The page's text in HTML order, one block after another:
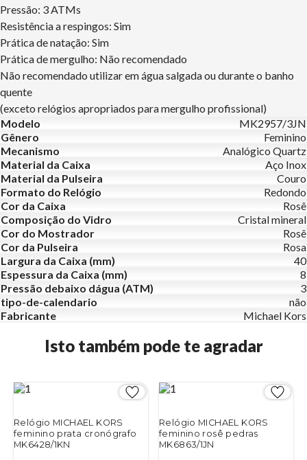
Pressão: 3 ATMs
Resistência a respingos: Sim
Prática de natação: Sim
Prática de mergulho: Não recomendado
Não recomendado utilizar em água salgada ou durante o banho
quente
(exceto relógios apropriados para mergulho profissional)
Modelo
MK2957/3JN
Gênero
Feminino
Mecanismo
Analógico Quartz
Material da Caixa
Aço Inox
Material da Pulseira
Couro
Formato do Relógio
Redondo
Cor da Caixa
Rosê
Composição do Vidro
Cristal mineral
Cor do Mostrador
Rosê
Cor da Pulseira
Rosa
Largura da Caixa (mm)
40
Espessura da Caixa (mm)
8
Pressão debaixo dágua (ATM)
3
tipo-de-calendario
não
Fabricante
Michael Kors
Isto também pode te agradar
Relógio MICHAEL KORS
feminino prata cronógrafo
MK6428/1KN
Relógio MICHAEL KORS
feminino rosê pedras
MK6863/1JN